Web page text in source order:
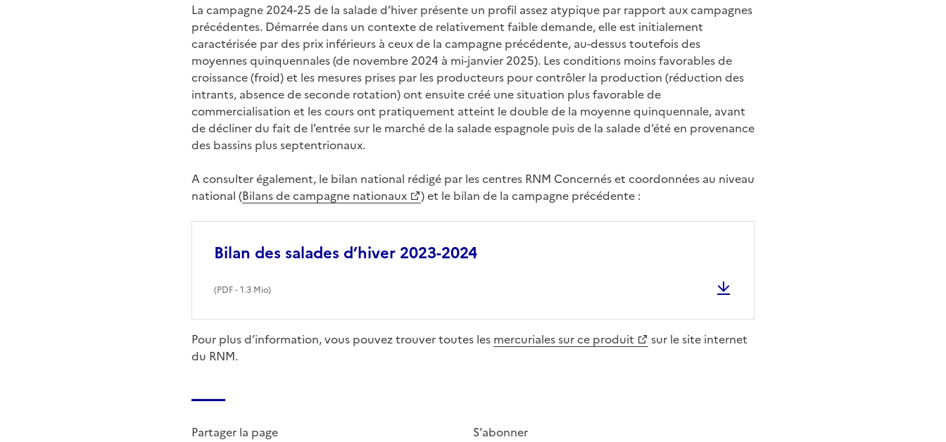
La campagne 2024-25 de la salade d’hiver présente un profil assez atypique par rapport aux campagnes
précédentes. Démarrée dans un contexte de relativement faible demande, elle est initialement
caractérisée par des prix inférieurs à ceux de la campagne précédente, au-dessus toutefois des
moyennes quinquennales (de novembre 2024 à mi-janvier 2025). Les conditions moins favorables de
croissance (froid) et les mesures prises par les producteurs pour contrôler la production (réduction des
intrants, absence de seconde rotation) ont ensuite créé une situation plus favorable de
commercialisation et les cours ont pratiquement atteint le double de la moyenne quinquennale, avant
de décliner du fait de l’entrée sur le marché de la salade espagnole puis de la salade d’été en provenance
des bassins plus septentrionaux.
A consulter également, le bilan national rédigé par les centres RNM Concernés et coordonnées au niveau
national (Bilans de campagne nationaux ) et le bilan de la campagne précédente :
Bilan des salades d’hiver 2023-2024
(PDF- 1.3 Mio)
Pour plus d’information, vous pouvez trouver toutes les mercuriales sur ce produit
sur le site internet
du RNM.
Partager la page
S'abonner